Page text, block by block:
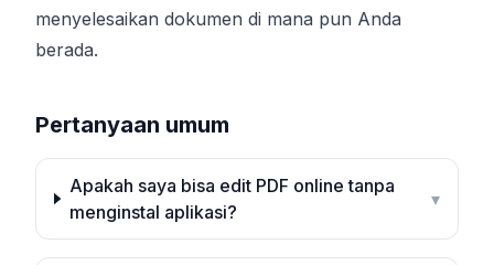
menyelesaikan dokumen di mana pun Anda
berada.
Pertanyaan umum
Apakah saya bisa edit PDF online tanpa
menginstal aplikasi?
▾